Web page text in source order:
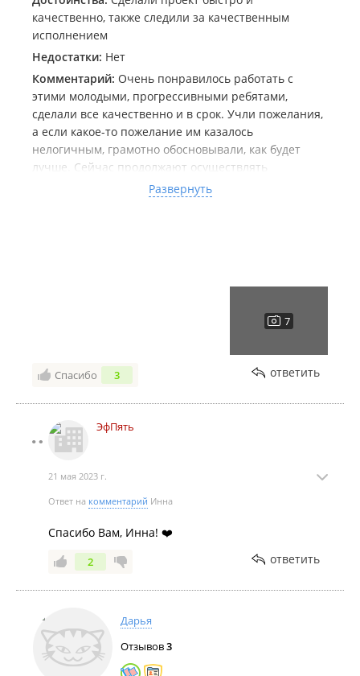
качественно, также следили за качественным
исполнением
Недостатки: Нет
Комментарий: Очень понравилось работать с
этими молодыми, прогрессивными ребятами,
сделали все качественно и в срок. Учли пожелания,
а если какое-то пожелание им казалось
нелогичным, грамотно обосновывали, как будет
лучше. Сейчас продолжают осуществлять
авторский надзор, чтобы всё реализовывалось в
соответствии с проектом и получается, конечно,
Развернуть
Спасибо 3 ответить
ЭфПять
21 мая 2023 г.
Ответ на комментарий Инна
Спасибо Вам, Инна! ❤️
2 ответить
Дарья
Отзывов3